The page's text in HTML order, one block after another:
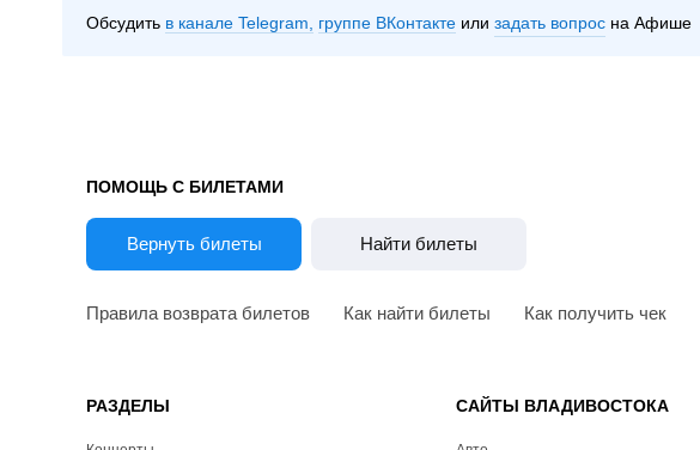
Обсудить в канале Telegram группе ВКонтакте задать вопрос на Афише
ПОМОЩЬ С БИЛЕТАМИ
Вернуть билеты Найти билеты
Правила возврата билетов Как найти билеты Как получить чек
РАЗДЕЛЫ САЙТЫ ВЛАДИВОСТОКА